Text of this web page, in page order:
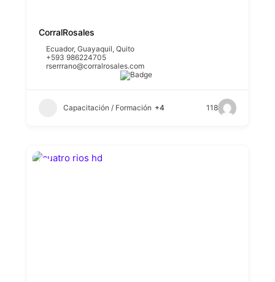
CorralRosales
Ecuador,Guayaquil,Quito
+593 986224705
rserrrano@corralrosales.com
Capacitación / Formación +4 118